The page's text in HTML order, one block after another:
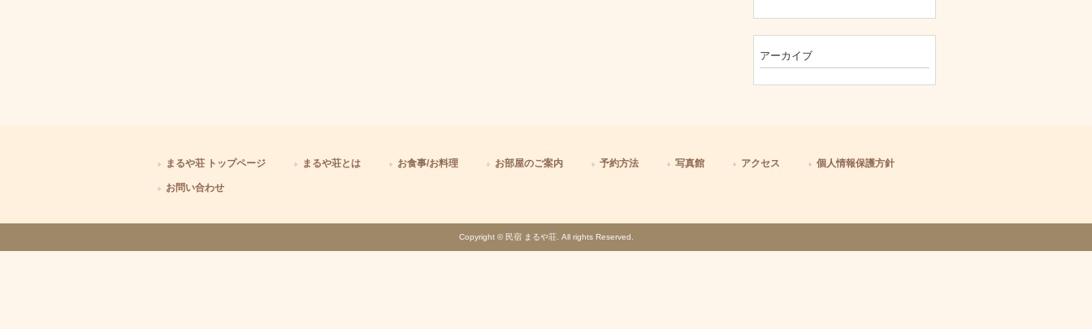
アーカイブ
まるや荘 トップページ まるや荘とは お食事/お料理 お部屋のご案内 予約方法 写真館 アクセス 個人情報保護方針
お問い合わせ
Copyright © 民宿 まるや荘. All rights Reserved.